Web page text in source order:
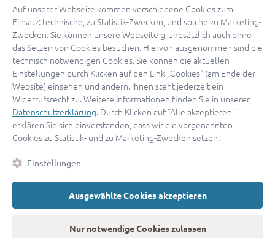
Mit Apple anmelden
Sign in with Google
By continuing, you are indicating that you accept ourTerms of
ServiceandPrivacy Policy.
Sie haben noch keinen Zugang?Hier registrieren
oder als Anwalt registrieren.
© 2026 advocado
Auf unserer Webseite kommen verschiedene Cookies zum
Einsatz: technische, zu Statistik-Zwecken, und solche zu Marketing-
Zwecken. Sie können unsere Webseite grundsätzlich auch ohne
das Setzen von Cookies besuchen. Hiervon ausgenommen sind die
technisch notwendigen Cookies. Sie können die aktuellen
Einstellungen durch Klicken auf den Link „Cookies“ (am Ende der
Website) einsehen und ändern. Ihnen steht jederzeit ein
Widerrufsrecht zu. Weitere Informationen finden Sie in unserer
Datenschutzerklärung. Durch Klicken auf "Alle akzeptieren"
erklären Sie sich einverstanden, dass wir die vorgenannten
Cookies zu Statistik- und zu Marketing-Zwecken setzen.
Einstellungen
Ausgewählte Cookies akzeptieren
Nur notwendige Cookies zulassen